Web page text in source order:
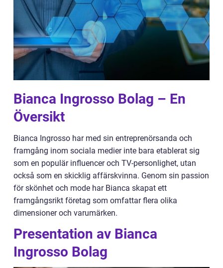
Bianca Ingrosso Bolag – En
Översikt
Bianca Ingrosso har med sin entreprenörsanda och
framgång inom sociala medier inte bara etablerat sig
som en populär influencer och TV-personlighet, utan
också som en skicklig affärskvinna. Genom sin passion
för skönhet och mode har Bianca skapat ett
framgångsrikt företag som omfattar flera olika
dimensioner och varumärken.
Presentation av Bianca
Ingrosso Bolag